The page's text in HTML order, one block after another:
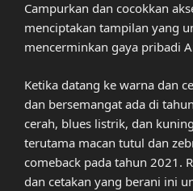
Campurkan dan cocokkan
menciptakan tampilan yang
mencerminkan gaya pribadi
Ketika datang ke warna dan
dan bersemangat ada di
cerah, blues listrik, dan
terutama macan tutul dan
comeback pada tahun 2021.
dan cetakan yang berani ini